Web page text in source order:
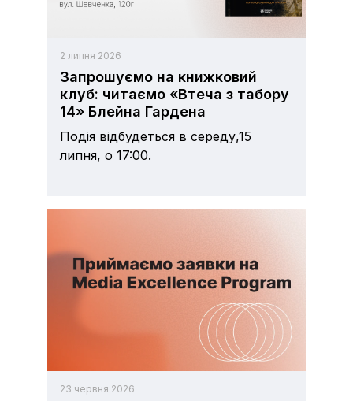
2 липня 2026
Запрошуємо на книжковий
клуб: читаємо «Втеча з табору
14» Блейна Гардена
Подія відбудеться в середу,15
липня, о 17:00.
23 червня 2026